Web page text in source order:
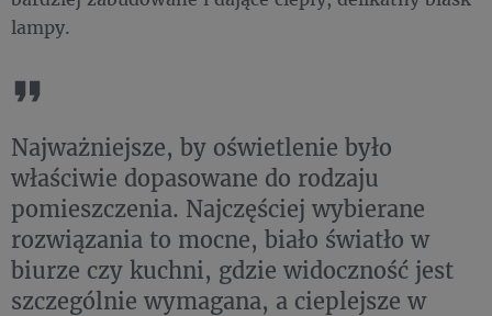
lampy.
Najważniejsze, by oświetlenie było
właściwie dopasowane do rodzaju
pomieszczenia. Najczęściej wybierane
rozwiązania to mocne, biało światło w
biurze czy kuchni, gdzie widoczność jest
szczególnie wymagana, a cieplejsze w